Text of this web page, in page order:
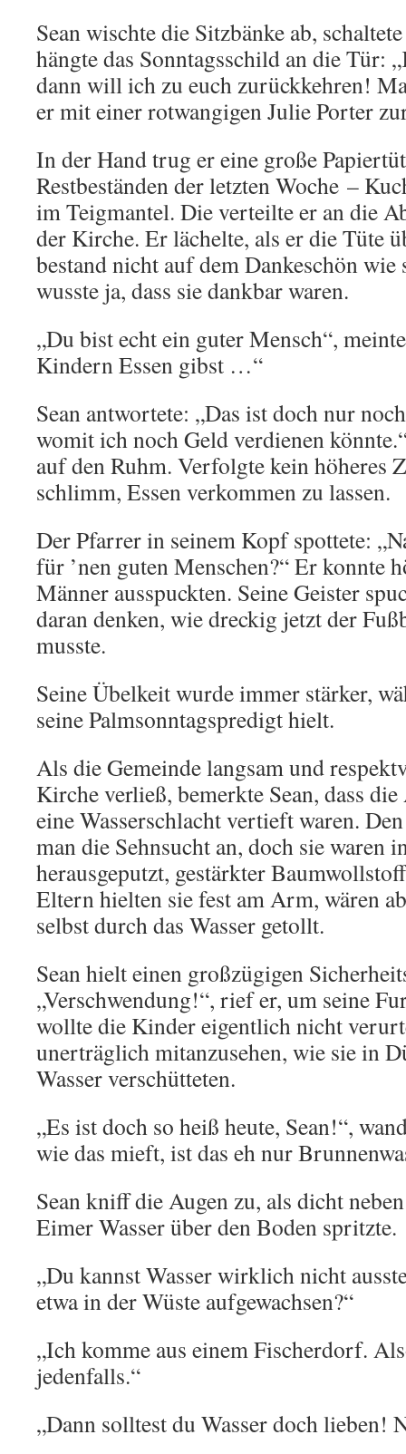
Sean wischte die Sitzbänke ab,
hängte das Sonntagsschild an die Tür:
dann will ich zu euch zurückkehren!
er mit einer rotwangigen Julie Porter
In der Hand trug er eine große
Restbeständen der letzten Woche –
im Teigmantel. Die verteilte er an die
der Kirche. Er lächelte, als er die Tüte
bestand nicht auf dem Dankeschön wie
wusste ja, dass sie dankbar waren.
„Du bist echt ein guter Mensch“,
Kindern Essen gibst …“
Sean antwortete: „Das ist doch nur
womit ich noch Geld verdienen
auf den Ruhm. Verfolgte kein höheres
schlimm, Essen verkommen zu lassen.
Der Pfarrer in seinem Kopf spottete:
für ’nen guten Menschen?“ Er konnte
Männer ausspuckten. Seine Geister
daran denken, wie dreckig jetzt der
musste.
Seine Übelkeit wurde immer stärker,
seine Palmsonntagspredigt hielt.
Als die Gemeinde langsam und
Kirche verließ, bemerkte Sean, dass
eine Wasserschlacht vertieft waren.
man die Sehnsucht an, doch sie waren
herausgeputzt, gestärkter
Eltern hielten sie fest am Arm, wären
selbst durch das Wasser getollt.
Sean hielt einen großzügigen
„Verschwendung!“, rief er, um seine
wollte die Kinder eigentlich nicht
unerträglich mitanzusehen, wie sie in
Wasser verschütteten.
„Es ist doch so heiß heute, Sean!“,
wie das mieft, ist das eh nur
Sean kniff die Augen zu, als dicht
Eimer Wasser über den Boden spritzte.
„Du kannst Wasser wirklich nicht
etwa in der Wüste aufgewachsen?“
„Ich komme aus einem Fischerdorf.
jedenfalls.“
„Dann solltest du Wasser doch lieben!